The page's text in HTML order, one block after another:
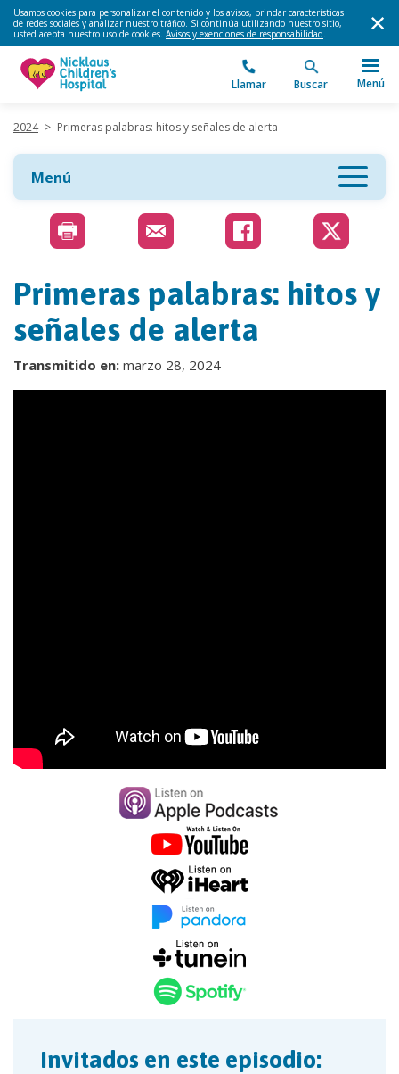
Usamos cookies para personalizar el contenido y los avisos, brindar características
de redes sociales y analizar nuestro tráfico. Si continúa utilizando nuestro sitio,
usted acepta nuestro uso de cookies. Avisos y exenciones de responsabilidad.
Llamar Buscar Menú
2024 > Primeras palabras: hitos y señales de alerta
Menú
Primeras palabras: hitos y
señales de alerta
Transmitido en: marzo 28, 2024
Invitados en este episodio: